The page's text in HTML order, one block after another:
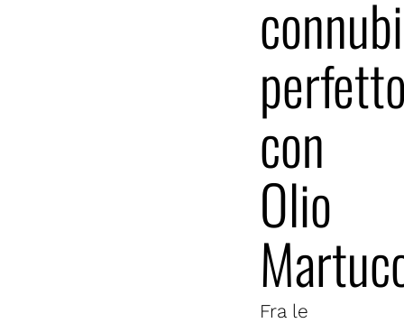
con
Olio
Fra le